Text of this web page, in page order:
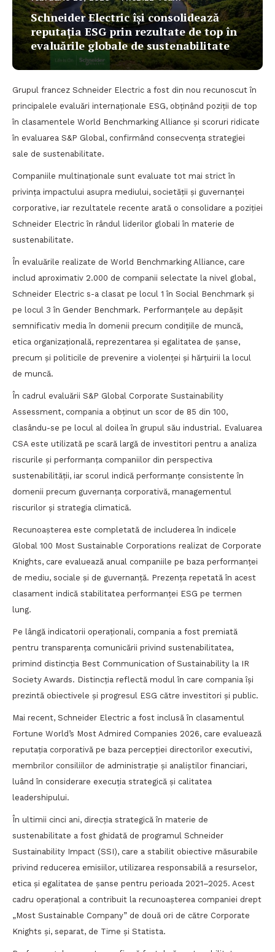
Schneider Electric își consolidează
reputația ESG prin rezultate de top în
evaluările globale de sustenabilitate
Grupul francez Schneider Electric a fost din nou recunoscut în
principalele evaluări internaționale ESG, obținând poziții de top
în clasamentele World Benchmarking Alliance și scoruri ridicate
în evaluarea S&P Global, confirmând consecvența strategiei
sale de sustenabilitate.
Companiile multinaționale sunt evaluate tot mai strict în
privința impactului asupra mediului, societății și guvernanței
corporative, iar rezultatele recente arată o consolidare a poziției
Schneider Electric în rândul liderilor globali în materie de
sustenabilitate.
În evaluările realizate de World Benchmarking Alliance, care
includ aproximativ 2.000 de companii selectate la nivel global,
Schneider Electric s-a clasat pe locul 1 în Social Benchmark și
pe locul 3 în Gender Benchmark. Performanțele au depășit
semnificativ media în domenii precum condițiile de muncă,
etica organizațională, reprezentarea și egalitatea de șanse,
precum și politicile de prevenire a violenței și hărțuirii la locul
de muncă.
În cadrul evaluării S&P Global Corporate Sustainability
Assessment, compania a obținut un scor de 85 din 100,
clasându-se pe locul al doilea în grupul său industrial. Evaluarea
CSA este utilizată pe scară largă de investitori pentru a analiza
riscurile și performanța companiilor din perspectiva
sustenabilității, iar scorul indică performanțe consistente în
domenii precum guvernanța corporativă, managementul
riscurilor și strategia climatică.
Recunoașterea este completată de includerea în indicele
Global 100 Most Sustainable Corporations realizat de Corporate
Knights, care evaluează anual companiile pe baza performanței
de mediu, sociale și de guvernanță. Prezența repetată în acest
clasament indică stabilitatea performanței ESG pe termen
lung.
Pe lângă indicatorii operaționali, compania a fost premiată
pentru transparența comunicării privind sustenabilitatea,
primind distincția Best Communication of Sustainability la IR
Society Awards. Distincția reflectă modul în care compania își
prezintă obiectivele și progresul ESG către investitori și public.
Mai recent, Schneider Electric a fost inclusă în clasamentul
Fortune World’s Most Admired Companies 2026, care evaluează
reputația corporativă pe baza percepției directorilor executivi,
membrilor consiliilor de administrație și analiștilor financiari,
luând în considerare execuția strategică și calitatea
leadershipului.
În ultimii cinci ani, direcția strategică în materie de
sustenabilitate a fost ghidată de programul Schneider
Sustainability Impact (SSI), care a stabilit obiective măsurabile
privind reducerea emisiilor, utilizarea responsabilă a resurselor,
etica și egalitatea de șanse pentru perioada 2021–2025. Acest
cadru operațional a contribuit la recunoașterea companiei drept
„Most Sustainable Company” de două ori de către Corporate
Knights și, separat, de Time și Statista.